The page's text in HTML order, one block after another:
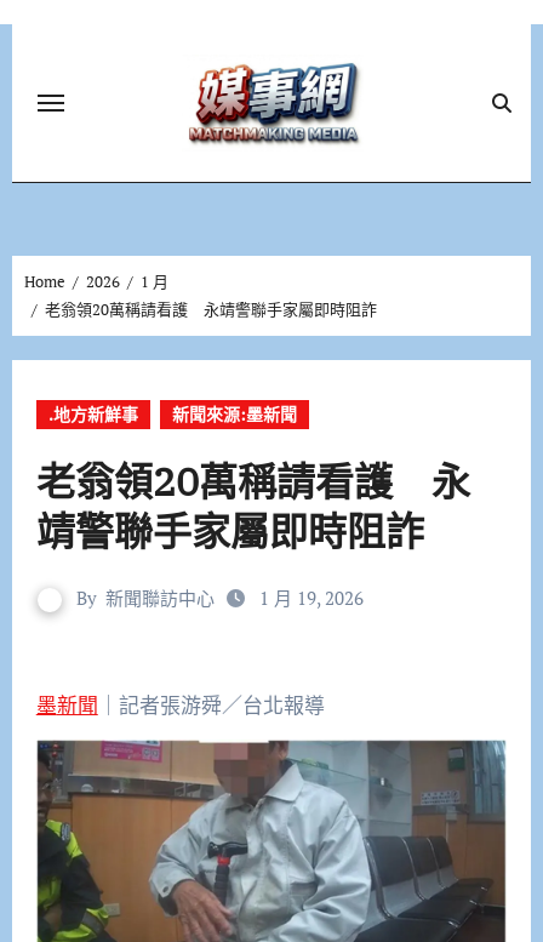
Home 2026
1 月
老翁領20萬稱請看護 永靖警聯手家屬即時阻詐
.地方新鮮事 新聞來源:墨新聞
老翁領20萬稱請看護 永
靖警聯手家屬即時阻詐
By 新聞聯訪中心 1 月 19, 2026
墨新聞 ｜記者張游舜／台北報導